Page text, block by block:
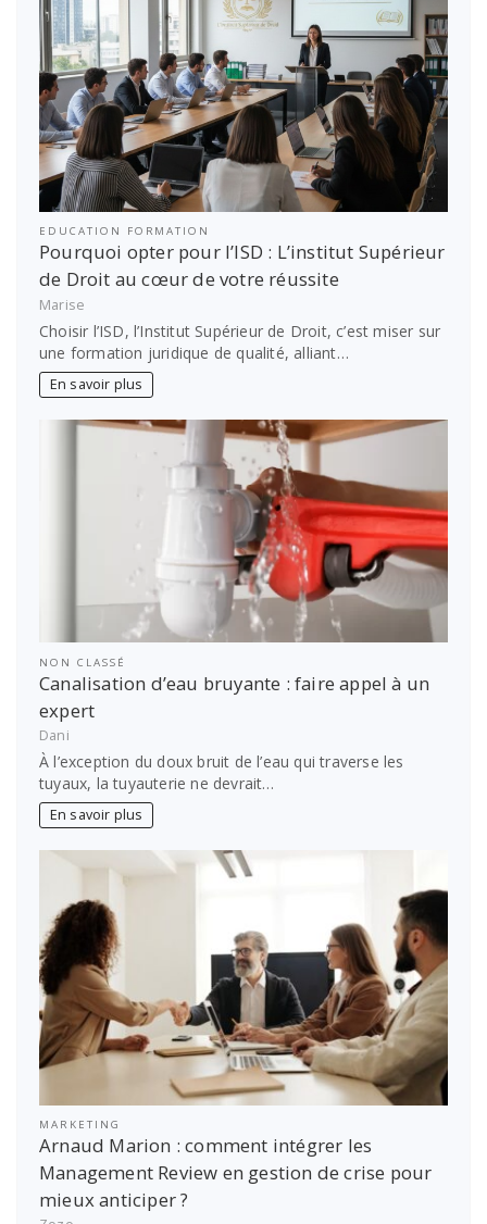
EDUCATION FORMATION
Pourquoi opter pour l’ISD : L’institut Supérieur
de Droit au cœur de votre réussite
Marise
Choisir l’ISD, l’Institut Supérieur de Droit, c’est miser sur
une formation juridique de qualité, alliant…
En savoir plus
NON CLASSÉ
Canalisation d’eau bruyante : faire appel à un
expert
Dani
À l’exception du doux bruit de l’eau qui traverse les
tuyaux, la tuyauterie ne devrait…
En savoir plus
MARKETING
Arnaud Marion : comment intégrer les
Management Review en gestion de crise pour
mieux anticiper ?